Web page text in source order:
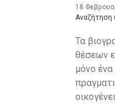
18
Αναζήτηση
Τα
θέσεων
μόνο